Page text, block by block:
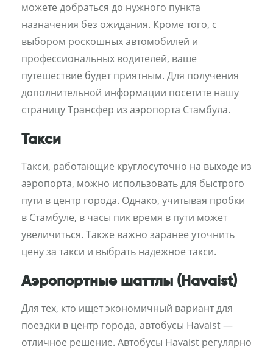
можете добраться до нужного пункта
назначения без ожидания. Кроме того, с
выбором роскошных автомобилей и
профессиональных водителей, ваше
путешествие будет приятным. Для получения
дополнительной информации посетите нашу
страницу Трансфер из аэропорта Стамбула.
Такси
Такси, работающие круглосуточно на выходе из
аэропорта, можно использовать для быстрого
пути в центр города. Однако, учитывая пробки
в Стамбуле, в часы пик время в пути может
увеличиться. Также важно заранее уточнить
цену за такси и выбрать надежное такси.
Аэропортные шаттлы (Havaist)
Для тех, кто ищет экономичный вариант для
поездки в центр города, автобусы Havaist —
отличное решение. Автобусы Havaist регулярно